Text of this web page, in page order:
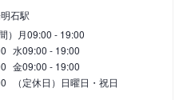
石駅
） 月09:00 - 19:00
水09:00 - 19:00
金09:00 - 19:00
（定休日）日曜日・祝日